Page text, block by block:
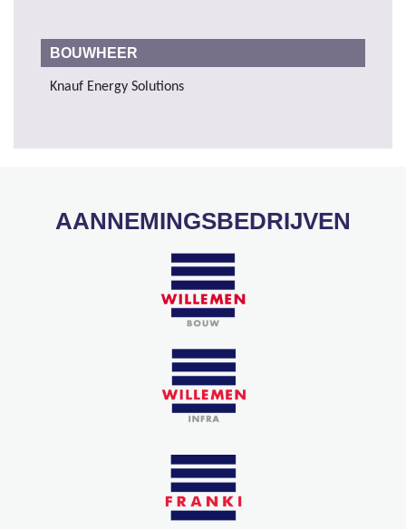
BOUWHEER
Knauf Energy Solutions
AANNEMINGSBEDRIJVEN